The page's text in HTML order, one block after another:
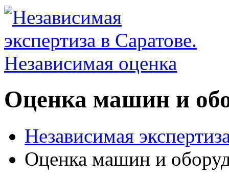
Оценка машин и
Независимая
Оценка машин и